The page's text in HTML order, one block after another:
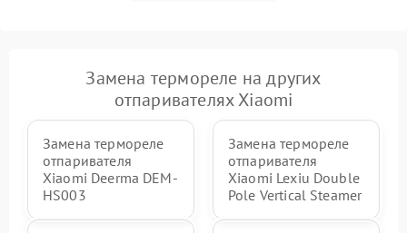
Замена термореле на других
отпаривателях Xiaomi
Замена термореле
отпаривателя
Xiaomi Deerma DEM-
HS003
Замена термореле
отпаривателя
Xiaomi Lexiu Double
Pole Vertical Steamer